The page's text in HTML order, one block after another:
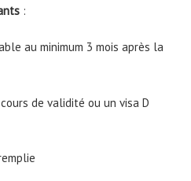
:
au minimum 3 mois après la
de validité ou un visa D